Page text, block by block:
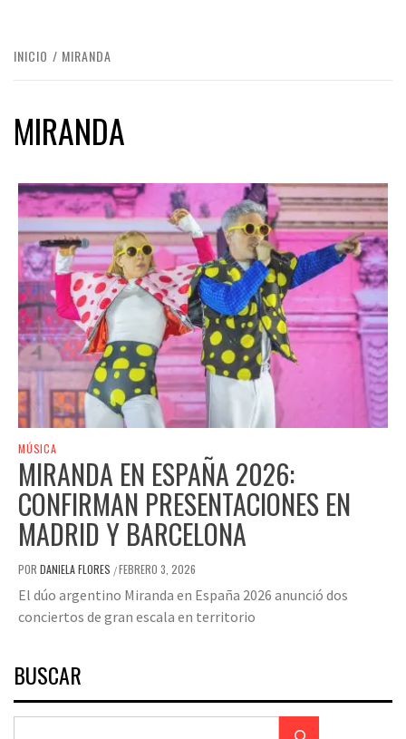
INICIO MIRANDA
MIRANDA
MÚSICA
MIRANDA EN ESPAÑA 2026:
CONFIRMAN PRESENTACIONES EN
MADRID Y BARCELONA
POR DANIELA FLORES /FEBRERO 3, 2026
El dúo argentino Miranda en España 2026 anunció dos
conciertos de gran escala en territorio
BUSCAR